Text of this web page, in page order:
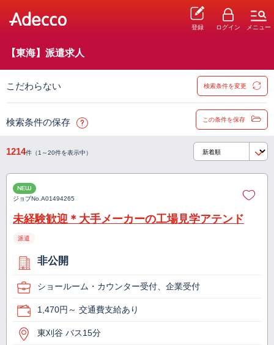
登録 ログイン メニュー
【東海】派遣求人
こだわらない 検索条件を変更
検索条件の保存 この条件を保存
1214件（1～20件を表示中）
NEW
ジョブNo.A01494265
未経験歓迎＊大手メーカーの工場見学アテンド
派遣
非公開
ショールーム・カウンター受付、企業受付
1,470円～ 交通費支給あり
東刈谷 バス15分